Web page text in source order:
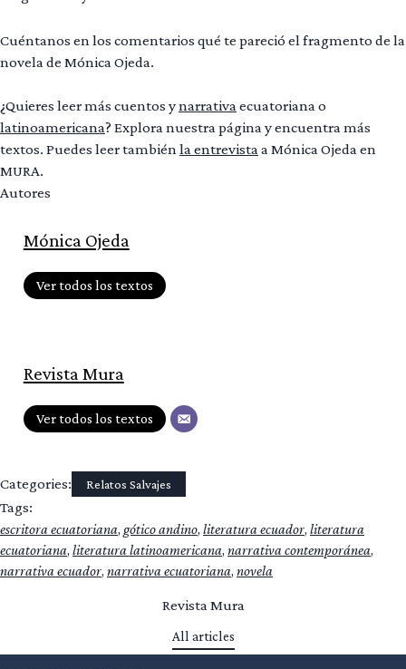
Cuéntanos en los comentarios qué te pareció el fragmento de la
novela de Mónica Ojeda.
¿Quieres leer más cuentos ynarrativaecuatoriana o
latinoamericana? Explora nuestra página y encuentra más
textos. Puedes leer tambiénla entrevistaa Mónica Ojeda en
MURA.
Autores
Mónica Ojeda
Ver todos los textos
Revista Mura
Ver todos los textos
Categories: Relatos Salvajes
Tags:
escritora ecuatoriana, gótico andino, literatura ecuador, literatura
ecuatoriana, literatura latinoamericana, narrativa contemporánea
narrativa ecuador, narrativa ecuatoriana, novela
Revista Mura
All articles